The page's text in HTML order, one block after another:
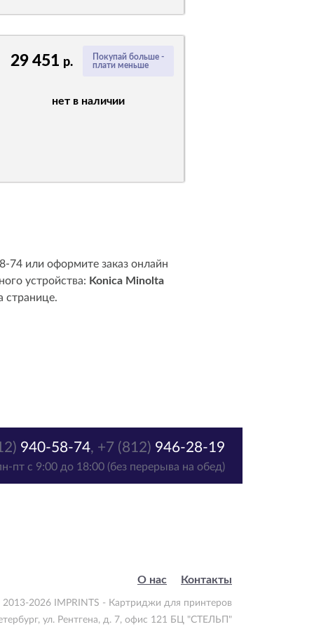
Покупай больше -
плати меньше
29 451 р.
нет в наличии
74 или оформите заказ онлайн
устройства: Konica Minolta
странице.
940-58-74, +7 (812) 946-28-19
пт с 9:00 до 18:00 (без перерыва на обед)
О нас Контакты
2026 IMPRINTS - Картриджи для принтеров
, ул. Рентгена, д. 7, офис 121 БЦ "СТЕЛЬП"